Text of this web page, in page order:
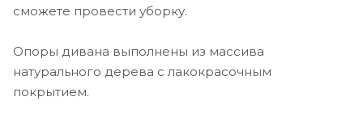
сможете провести уборку.
Опоры дивана выполнены из массива
натурального дерева с лакокрасочным
покрытием.